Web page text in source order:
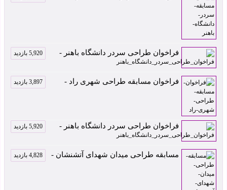
فراخوان طراحی سردر دانشگاه باهنر - 5,920 بازدید
فراخوان مسابقه طراحی شهری راد - 3,897 بازدید
فراخوان طراحی سردر دانشگاه باهنر - 5,920 بازدید
مسابقه طراحی میدان شهدای آتشنشان - 4,828 بازدید